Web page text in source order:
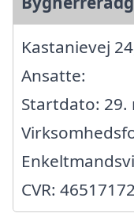
Kastanievej
Ansatte:
Startdato: 29.
CVR: 46517172